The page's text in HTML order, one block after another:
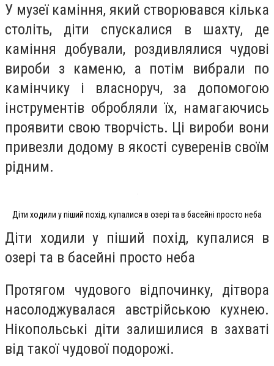
У музеї каміння, який створювався кілька
століть, діти спускалися в шахту, де
каміння добували, роздивлялися чудові
вироби з каменю, а потім вибрали по
камінчику і власноруч, за допомогою
інструментів обробляли їх, намагаючись
проявити свою творчість. Ці вироби вони
привезли додому в якості суверенів своїм
рідним.
Діти ходили у піший похід, купалися в озері та в басейні просто неба
Діти ходили у піший похід, купалися в
озері та в басейні просто неба
Протягом чудового відпочинку, дітвора
насолоджувалася австрійською кухнею.
Нікопольські діти залишилися в захваті
від такої чудової подорожі.